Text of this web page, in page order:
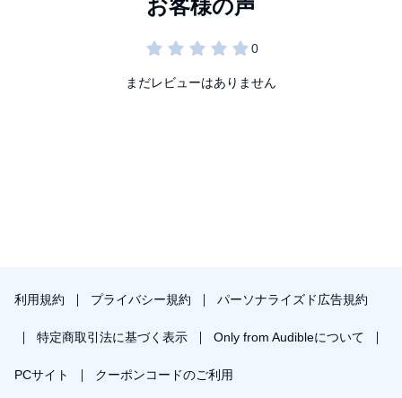
まだレビューはありません
利用規約 プライバシー規約 パーソナライズド広告規約
特定商取引法に基づく表示 Only from Audibleについて
PCサイト クーポンコードのご利用